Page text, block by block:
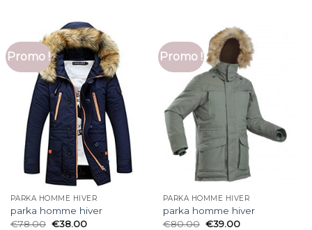
Promo !
PARKA HOMME HIVER
parka homme hiver
€78.00 €38.00
Promo !
PARKA HOMME HIVER
parka homme hiver
€80.00 €39.00